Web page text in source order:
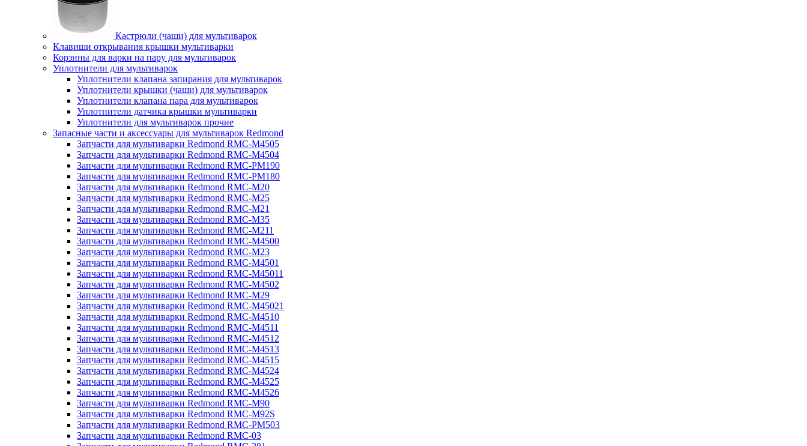
Кастрюли (чаши) для мультиварок
Клавиши открывания крышки мультиварки
Корзины для варки на пару для мультиварок
Уплотнители для мультиварок
Уплотнители клапана запирания для мультиварок
Уплотнители крышки (чаши) для мультиварок
Уплотнители клапана пара для мультиварок
Уплотнители датчика крышки мультиварки
Уплотнители для мультиварок прочие
Запасные части и аксессуары для мультиварок Redmond
Запчасти для мультиварки Redmond RMC-M4505
Запчасти для мультиварки Redmond RMC-M4504
Запчасти для мультиварки Redmond RMC-PM190
Запчасти для мультиварки Redmond RMC-PM180
Запчасти для мультиварки Redmond RMC-M20
Запчасти для мультиварки Redmond RMC-M25
Запчасти для мультиварки Redmond RMC-M21
Запчасти для мультиварки Redmond RMC-M35
Запчасти для мультиварки Redmond RMC-M211
Запчасти для мультиварки Redmond RMC-M4500
Запчасти для мультиварки Redmond RMC-M23
Запчасти для мультиварки Redmond RMC-M4501
Запчасти для мультиварки Redmond RMC-M45011
Запчасти для мультиварки Redmond RMC-M4502
Запчасти для мультиварки Redmond RMC-M29
Запчасти для мультиварки Redmond RMC-M45021
Запчасти для мультиварки Redmond RMC-M4510
Запчасти для мультиварки Redmond RMC-M4511
Запчасти для мультиварки Redmond RMC-M4512
Запчасти для мультиварки Redmond RMC-M4513
Запчасти для мультиварки Redmond RMC-M4515
Запчасти для мультиварки Redmond RMC-M4524
Запчасти для мультиварки Redmond RMC-M4525
Запчасти для мультиварки Redmond RMC-M4526
Запчасти для мультиварки Redmond RMC-M90
Запчасти для мультиварки Redmond RMC-M92S
Запчасти для мультиварки Redmond RMC-PM503
Запчасти для мультиварки Redmond RMC-03